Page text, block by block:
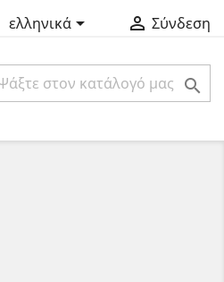
ελληνικά  Σύνδεση
